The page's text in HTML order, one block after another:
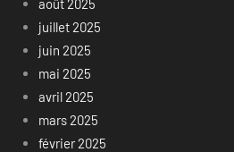
août 2025
juillet 2025
juin 2025
mai 2025
avril 2025
mars 2025
février 2025